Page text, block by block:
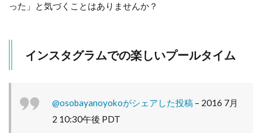
った」と気づくことはありませんか？
インスタグラムでの楽しいプールタイム
@osobayanoyokoがシェアした投稿 – 2016 7月
2 10:30午後 PDT